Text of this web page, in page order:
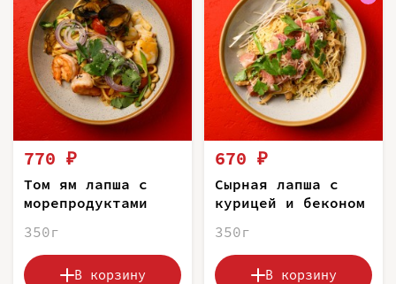
770 ₽
Том ям лапша с
морепродуктами
350г
В корзину
670 ₽
Сырная лапша с
курицей и беконом
350г
В корзину